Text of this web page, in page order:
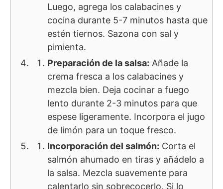
Luego, agrega los calabacines y
cocina durante 5-7 minutos hasta que
estén tiernos. Sazona con sal y
pimienta.
Preparación de la salsa: Añade la
crema fresca a los calabacines y
mezcla bien. Deja cocinar a fuego
lento durante 2-3 minutos para que
espese ligeramente. Incorpora el jugo
de limón para un toque fresco.
Incorporación del salmón: Corta el
salmón ahumado en tiras y añádelo a
la salsa. Mezcla suavemente para
calentarlo sin sobrecocerlo. Si lo